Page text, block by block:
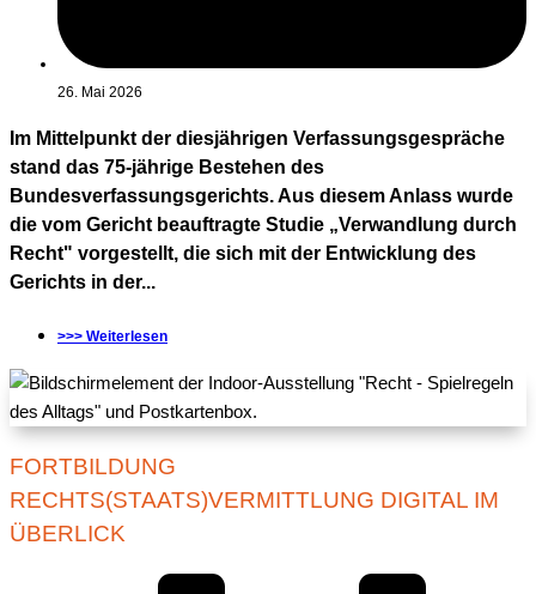
26. Mai 2026
Im Mittelpunkt der diesjährigen Verfassungsgespräche
stand das 75-jährige Bestehen des
Bundesverfassungsgerichts. Aus diesem Anlass wurde
die vom Gericht beauftragte Studie „Verwandlung durch
Recht" vorgestellt, die sich mit der Entwicklung des
Gerichts in der...
>>> Weiterlesen
FORTBILDUNG
RECHTS(STAATS)VERMITTLUNG DIGITAL IM
ÜBERLICK